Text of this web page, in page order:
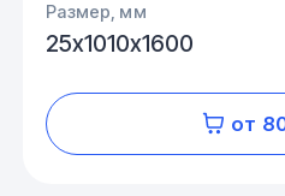
Размер, мм
25х1010х1600
от